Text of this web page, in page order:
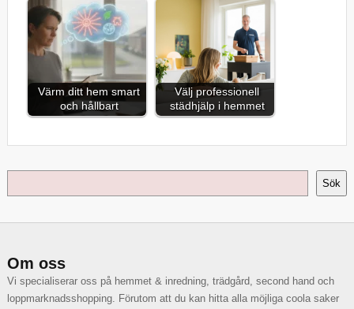
Värm ditt hem smart
och hållbart
Välj professionell
städhjälp i hemmet
Sök
Om oss
Vi specialiserar oss på hemmet & inredning, trädgård, second hand och
loppmarknadsshopping. Förutom att du kan hitta alla möjliga coola saker